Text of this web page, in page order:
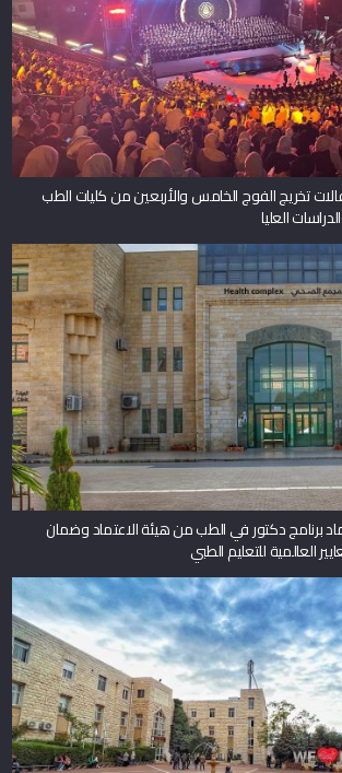
تخريج الفوج الخامس والأربعين من كليات الطب
العليا
برنامج دكتور في الطب من هيئة الاعتماد وضمان
العالمية للتعليم الطبي